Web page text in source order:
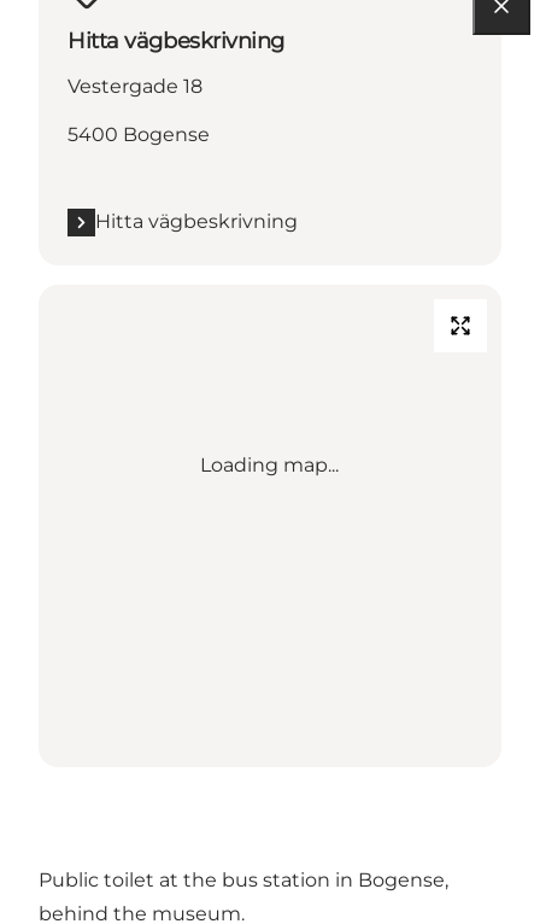
Hitta vägbeskrivning
Vestergade 18
5400 Bogense
Hitta vägbeskrivning
Loading map...
Public toilet at the bus station in Bogense,
behind the museum.